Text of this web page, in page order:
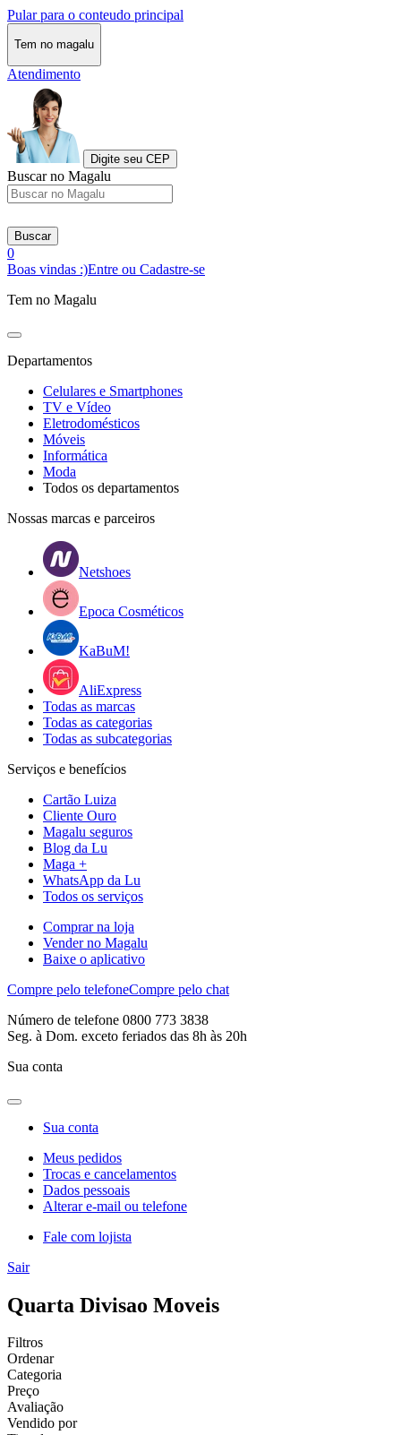
Pular para o conteudo principal
Tem no magalu
Atendimento
Digite seu CEP
Buscar no Magalu
Buscar
0
Boas vindas :)Entre ou Cadastre-se
Tem no Magalu
Departamentos
Celulares e Smartphones
TV e Vídeo
Eletrodomésticos
Móveis
Informática
Moda
Todos os departamentos
Nossas marcas e parceiros
Netshoes
Epoca Cosméticos
KaBuM!
AliExpress
Todas as marcas
Todas as categorias
Todas as subcategorias
Serviços e benefícios
Cartão Luiza
Cliente Ouro
Magalu seguros
Blog da Lu
Maga +
WhatsApp da Lu
Todos os serviços
Comprar na loja
Vender no Magalu
Baixe o aplicativo
Compre pelo telefoneCompre pelo chat
Número de telefone 0800 773 3838
Seg. à Dom. exceto feriados das 8h às 20h
Sua conta
Sua conta
Meus pedidos
Trocas e cancelamentos
Dados pessoais
Alterar e-mail ou telefone
Fale com lojista
Sair
Quarta Divisao Moveis
Filtros
Ordenar
Categoria
Preço
Avaliação
Vendido por